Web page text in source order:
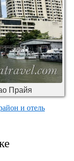
Прайя
и отель